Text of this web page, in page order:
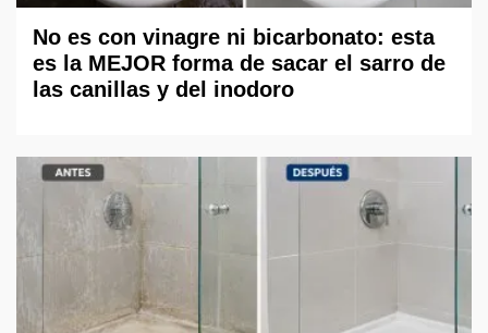
No es con vinagre ni bicarbonato: esta
es la MEJOR forma de sacar el sarro de
las canillas y del inodoro